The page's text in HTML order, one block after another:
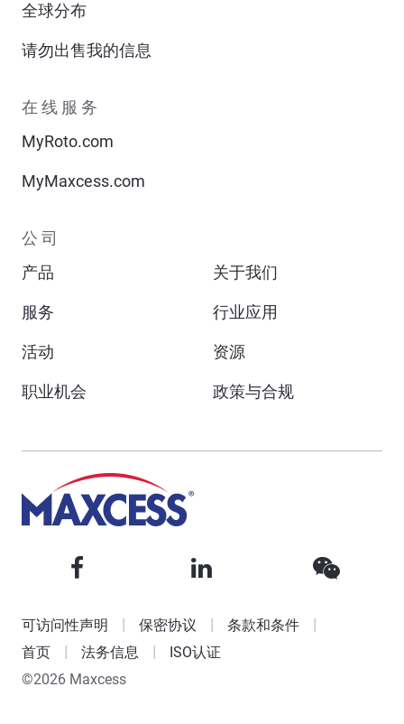
全球分布
请勿出售我的信息
在线服务
MyRoto.com
MyMaxcess.com
公司
产品
关于我们
服务 行业应用
活动 资源
职业机会 政策与合规
可访问性声明 保密协议
条款和条件
首页
法务信息
ISO认证
©2026 Maxcess